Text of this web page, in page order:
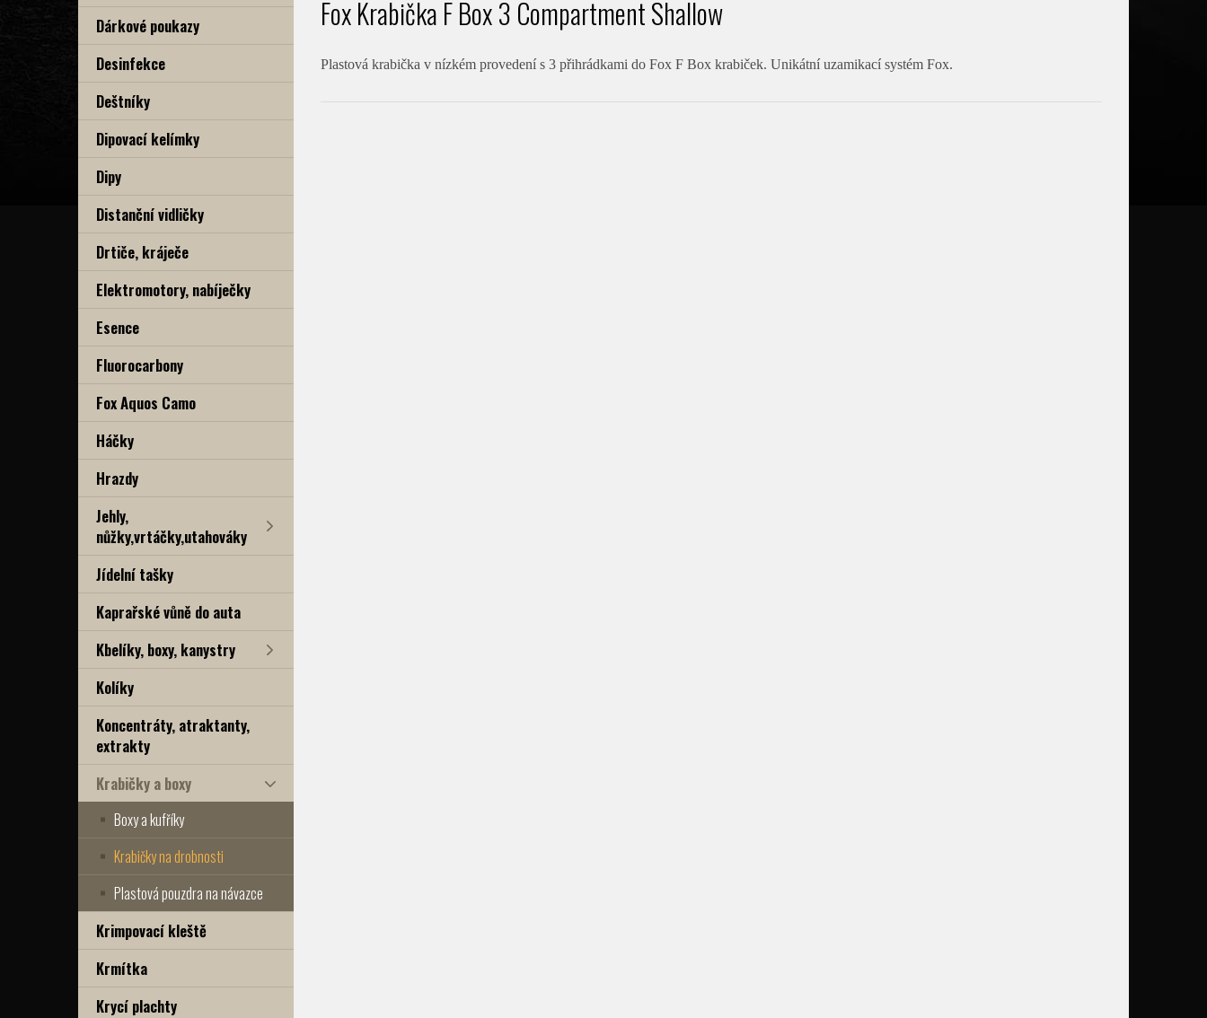
Dárkové poukazy
Desinfekce
Deštníky
Dipovací kelímky
Dipy
Distanční vidličky
Drtiče, kráječe
Elektromotory, nabíječky
Esence
Fluorocarbony
Fox Aquos Camo
Háčky
Hrazdy
Jehly,
nůžky,vrtáčky,utahováky
Jídelní tašky
Kaprařské vůně do auta
Kbelíky, boxy, kanystry
Kolíky
Koncentráty, atraktanty,
extrakty
Krabičky a boxy
Boxy a kufříky
Krabičky na drobnosti
Plastová pouzdra na návazce
Krimpovací kleště
Krmítka
Krycí plachty
Fox Krabička F Box 3 Compartment Shallow
Plastová krabička v nízkém provedení s 3 přihrádkami do Fox F Box krabiček. Unikátní uzamikací systém Fox.